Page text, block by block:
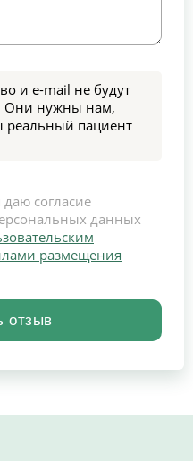
и e-mail не будут
Они нужны нам,
реальный пациент
согласие
данных
размещения